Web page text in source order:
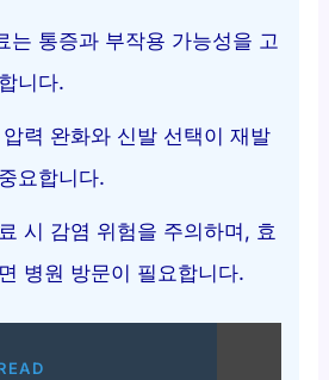
는 통증과 부작용 가능성을 고
니다.
력 완화와 신발 선택이 재발
요합니다.
시 감염 위험을 주의하며, 효
병원 방문이 필요합니다.